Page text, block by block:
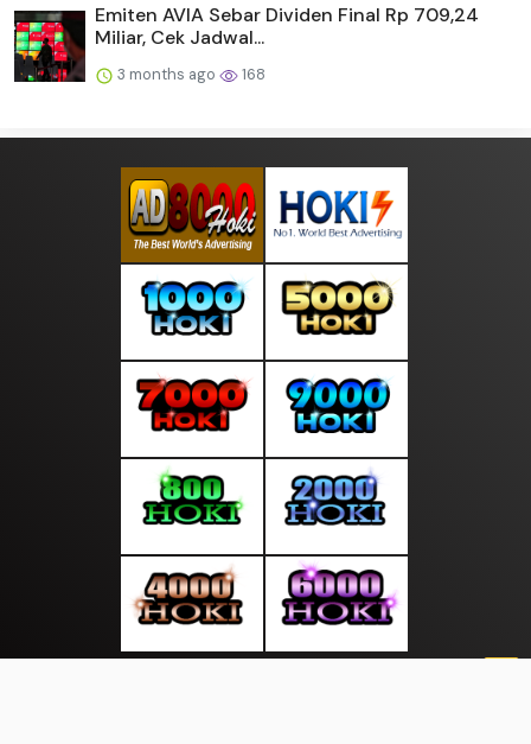
Emiten AVIA Sebar Dividen Final Rp 709,24
Miliar, Cek Jadwal...
3 months ago 168